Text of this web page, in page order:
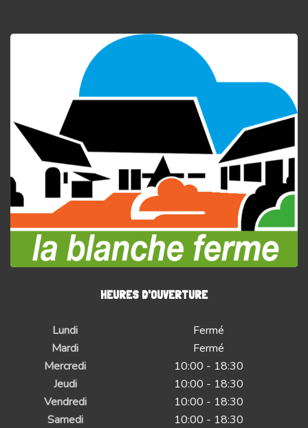
HEURES D'OUVERTURE
Lundi
Fermé
Mardi
Fermé
Mercredi
10:00 - 18:30
Jeudi
10:00 - 18:30
Vendredi
10:00 - 18:30
Samedi
10:00 - 18:30